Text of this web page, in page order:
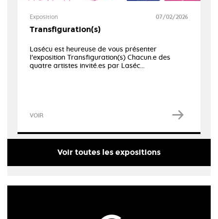
Exposition 07/02/2026
Transfiguration(s)
Lasécu est heureuse de vous présenter
l'exposition Transfiguration(s) Chacun.e des
quatre artistes invité.es par Laséc...
VOIR
Voir toutes les expositions